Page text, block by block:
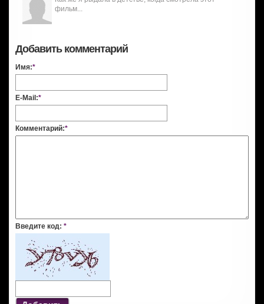
фильм...
Добавить комментарий
Имя:*
E-Mail:*
Комментарий:*
Введите код: *